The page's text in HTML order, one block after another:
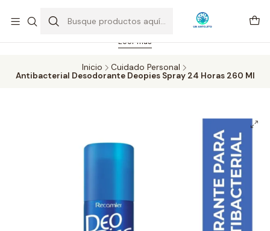
Feriado 21-05-2026 atención hasta las 14 hrs. Envío GRATIS mismo
día solo área Metropolitana Santiago por compras desde CLP 39.900.
Pedidos hasta 16 hrs., sábados y domingos hasta 14 hrs.
Leer más
Inicio
Cuidado Personal
Antibacterial Desodorante Deopies Spray 24 Horas 260 Ml